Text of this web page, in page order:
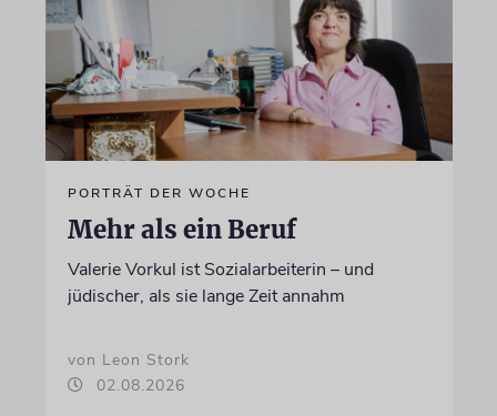
PORTRÄT DER WOCHE
Mehr als ein Beruf
Valerie Vorkul ist Sozialarbeiterin – und
jüdischer, als sie lange Zeit annahm
von Leon Stork
02.08.2026